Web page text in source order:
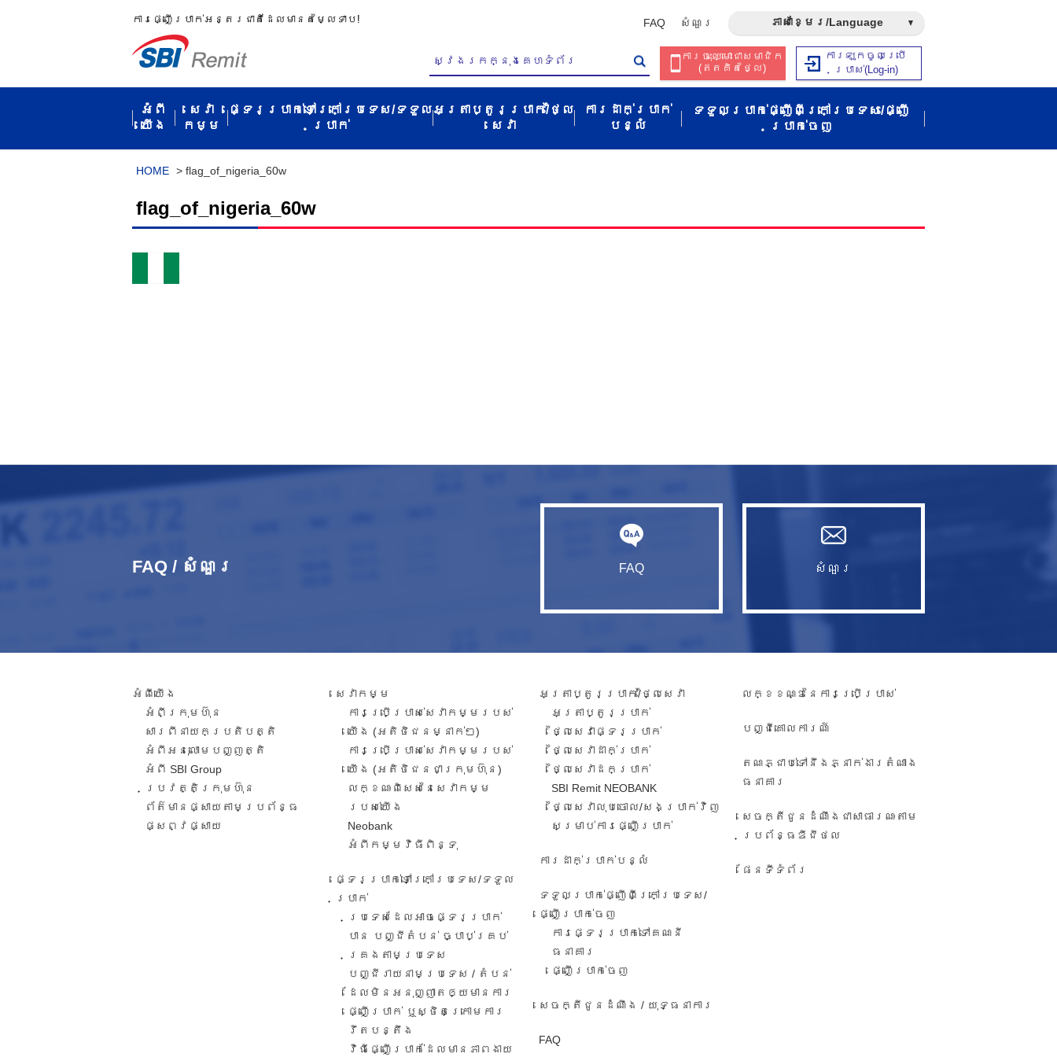
ការ​ផ្ញើប្រាក់​អន្តរជាតិ​ដែល​មាន​តម្លៃ​ទាប! FAQ សំណួរ​ ភាសាខ្មែរ/Language
ការចុះឈ្មោះជាសមាជិក​​
(ឥត​គិត​ថ្លៃ​)
ការឡុកចូលប្រើ
ប្រាស់​(Log-in)
អំពី​
យើង
សេវា
កម្ម​
ផ្ទេរប្រាក់ទៅក្រៅប្រទេស/ទទួល​
ប្រាក់​
អត្រាប្តូរប្រាក់/ថ្លៃ
សេវា​
ការដាក់ប្រាក់
បន្លំ
ទទួលប្រាក់ផ្ញើពីក្រៅប្រទេស/ផ្ញើ
ប្រាក់ចេញ
HOME > flag_of_nigeria_60w
flag_of_nigeria_60w
FAQ / សំណួរ​ FAQ សំណួរ​
អំពី​យើង
អំពីក្រុមហ៊ុន
សារពី​នាយកប្រតិបត្តិ​
អំពីអនុលោមបញ្ញត្តិ
អំពី SBI Group
ប្រវត្តិក្រុមហ៊ុន​
ព័ត៌មានផ្សាយតាមប្រព័ន្ធ
ផ្សព្វផ្សាយ​
សេវាកម្ម​
ការ​ប្រើប្រាស់​សេវាកម្ម​របស់​
យើង​ (អតិថិជន​​ម្នាក់​ៗ​)
ការប្រើប្រាស់សេវាកម្ម​​របស់
យើង​ (អតិថិជន​ជា​ក្រុមហ៊ុន​)
លក្ខណៈ​ពិសេស​នៃ​សេវា​កម្ម​
របស់​យើង
Neobank
អំពីកម្មវិធីពិន្ទុ
ផ្ទេរប្រាក់ទៅក្រៅប្រទេស/ទទួល​
ប្រាក់​
ប្រទេសដែលអាចផ្ទេរប្រាក់
បាន បញ្ជីតំបន់ ច្បាប់គ្រប់
គ្រងតាមប្រទេស
បញ្ជីរាយនាមប្រទេស​ / តំបន់​
ដែល​មិន​អនុ​ញ្ញា​តឲ្យ​មានការ​​
ផ្ញើប្រាក់​ ឬ​ស្ថិត​ក្រោ​ម​ការ​
រឹតបន្តឹង
វិធី​ផ្ញើ​ប្រាក់​ដែល​មាន​ភាព​ងាយ​
អត្រាប្តូរប្រាក់/ថ្លៃសេវា​
អត្រា​ប្តូរ​ប្រាក់​
ថ្លៃសេវាផ្ទេរប្រាក់
ថ្លៃសេវាដាក់ប្រាក់
ថ្លៃសេវាដកប្រាក់
SBI Remit NEOBANK
ថ្លៃសេវាលុបចោល/សងប្រាក់វិញ
សម្រាប់ការផ្ញើប្រាក់
ការដាក់ប្រាក់បន្លំ
ទទួលប្រាក់ផ្ញើពីក្រៅប្រទេស/
ផ្ញើប្រាក់ចេញ
ការ​ផ្ទេរ​ប្រាក់​ទៅ​គណនី
ធនាគារ​
​ផ្ញើប្រាក់ចេញ
សេចក្តីជូនដំណឹង / យុទ្ធនាការ
FAQ
លក្ខខណ្ឌនៃការប្រើប្រាស់
បញ្ជី​គោលការណ៍
តណភ្ជាប់ទៅនឹងភ្នាក់ងារតំណាង
ធនាគារ
សេចក្តីជូនដំណឹង​ជា​សាធារណៈ​តាម​
ប្រព័ន្ធ​ឌីជីថល
ផែនទីទំព័រ